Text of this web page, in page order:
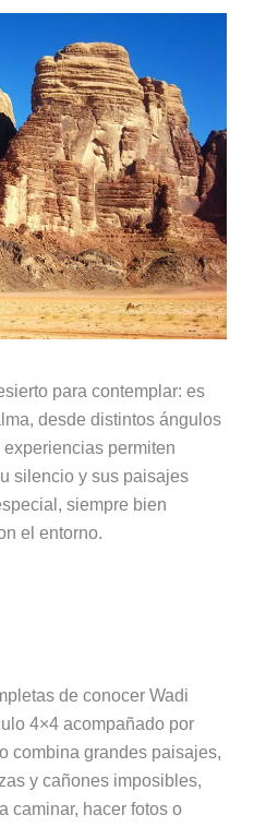
para contemplar: es
desde distintos ángulos
permiten
silencio y sus paisajes
siempre bien
el entorno.
de conocer Wadi
4×4 acompañado por
combina grandes paisajes,
y cañones imposibles,
caminar, hacer fotos o